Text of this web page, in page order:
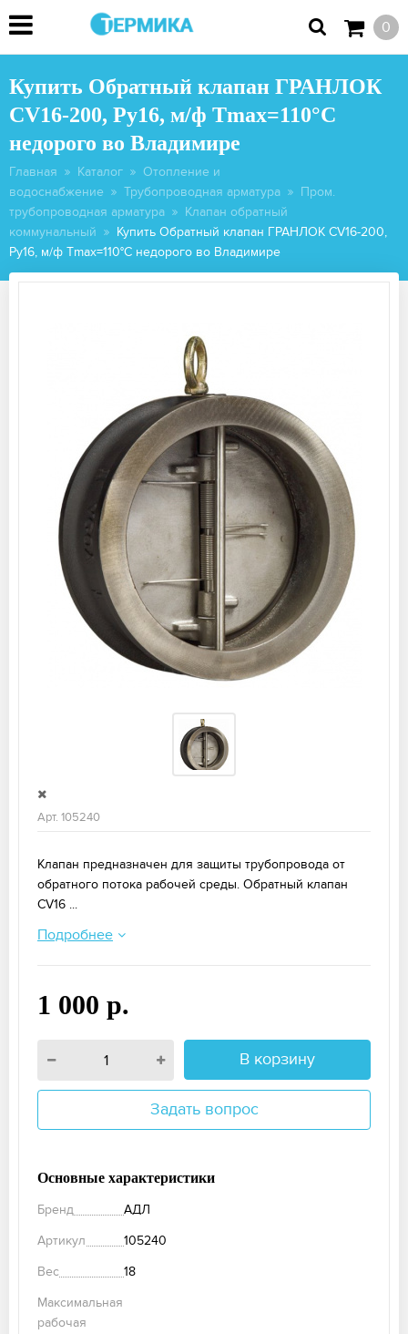
0
Купить Обратный клапан ГРАНЛОК
CV16-200, Ру16, м/ф Тmax=110°C
недорого во Владимире
Главная Каталог
Отопление и
водоснабжение
Трубопроводная арматура
Пром.
трубопроводная арматура
Клапан обратный
коммунальный
Купить Обратный клапан ГРАНЛОК CV16-200,
Ру16, м/ф Тmax=110°C недорого во Владимире
Арт. 105240
Клапан предназначен для защиты трубопровода от
обратного потока рабочей среды. Обратный клапан
CV16 ...
Подробнее
1 000 р.
В корзину
Задать вопрос
Основные характеристики
Бренд
АДЛ
Артикул
105240
Вес
18
Максимальная
рабочая